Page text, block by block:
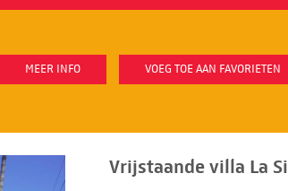
MEER INFO VOEG TOE AAN FAVORIETEN
Vrijstaande villa La